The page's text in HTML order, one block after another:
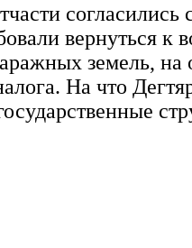
согласились
вернуться к
земель, на
На что